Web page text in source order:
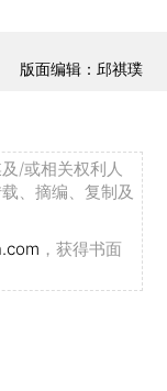
版面编辑：邱祺璞
/或相关权利人
、摘编、复制及
，获得书面